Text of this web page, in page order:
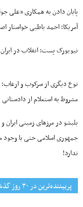
پایان دادن به همکاری «علی
آمریکا؛ احمد باطبی خواستار
نیویورک پست: انقلاب در
نوع دیگری از سرکوب و ارعاب؛
مشروط به استعلام از
بلبشو در مرزهای زمینی ایران
جمهوری اسلامی حتی با وجود
ندارد!
پربیننده‌ترین‌ در ۳۰ روز گذشته